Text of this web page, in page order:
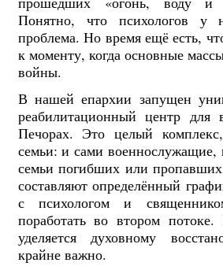
Понятно, что психологов
проблема. Но время ещё есть,
к моменту, когда основные
войны.
В нашей епархии запущен
реабилитационный центр
Печорах. Это целый
семьи: и сами военнослужащие,
семьи погибших или
составляют определённый
с психологом и
поработать во втором
уделяется духовному
крайне важно.